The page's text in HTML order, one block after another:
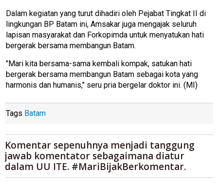
Dalam kegiatan yang turut dihadiri oleh Pejabat Tingkat II di
lingkungan BP Batam ini, Amsakar juga mengajak seluruh
lapisan masyarakat dan Forkopimda untuk menyatukan hati
bergerak bersama membangun Batam.
"Mari kita bersama-sama kembali kompak, satukan hati
bergerak bersama membangun Batam sebagai kota yang
harmonis dan humanis," seru pria bergelar doktor ini. (MI)
Tags Batam
Komentar sepenuhnya menjadi tanggung
jawab komentator sebagaimana diatur
dalam UU ITE. #MariBijakBerkomentar.